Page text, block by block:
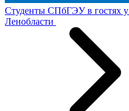
Студенты СПбГЭУ в гостях
Ленобласти